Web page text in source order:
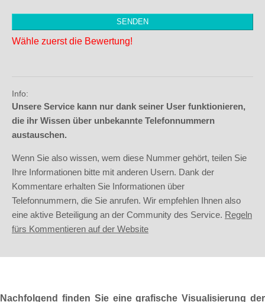
Wähle zuerst die Bewertung!
Info:
Unsere Service kann nur dank seiner User funktionieren,
die ihr Wissen über unbekannte Telefonnummern
austauschen.
Wenn Sie also wissen, wem diese Nummer gehört, teilen Sie
Ihre Informationen bitte mit anderen Usern. Dank der
Kommentare erhalten Sie Informationen über
Telefonnummern, die Sie anrufen. Wir empfehlen Ihnen also
eine aktive Beteiligung an der Community des Service. Regeln
fürs Kommentieren auf der Website
Nachfolgend finden Sie eine grafische Visualisierung der